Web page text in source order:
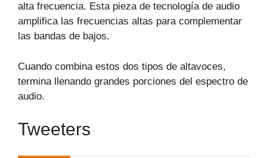
alta frecuencia. Esta pieza de tecnología de audio
amplifica las frecuencias altas para complementar
las bandas de bajos.
Cuando combina estos dos tipos de altavoces,
termina llenando grandes porciones del espectro de
audio.
Tweeters